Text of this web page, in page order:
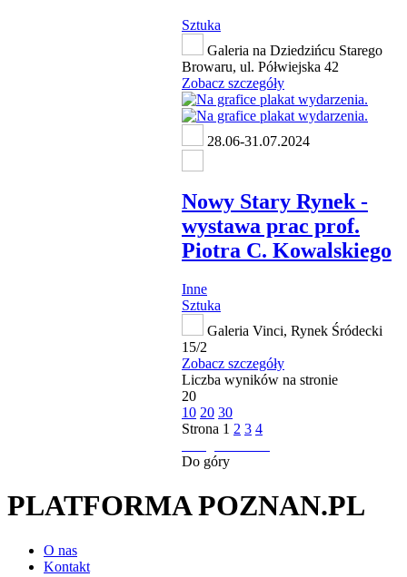
Sztuka
Galeria na Dziedzińcu Starego
Browaru, ul. Półwiejska 42
Zobacz szczegóły
28.06-31.07.2024
Nowy Stary Rynek -
wystawa prac prof.
Piotra C. Kowalskiego
Inne
Sztuka
Galeria Vinci, Rynek Śródecki
15/2
Zobacz szczegóły
Liczba wyników na stronie
20
10 20 30
Strona 1 2 3 4
Do góry
PLATFORMA POZNAN.PL
O nas
Kontakt